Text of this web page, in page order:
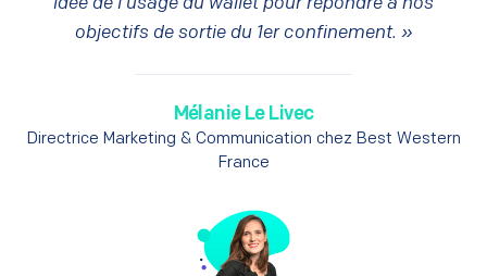
idée de l’usage du wallet pour répondre à nos
objectifs de sortie du 1er confinement. »
Mélanie Le Livec
Directrice Marketing & Communication chez Best Western
France